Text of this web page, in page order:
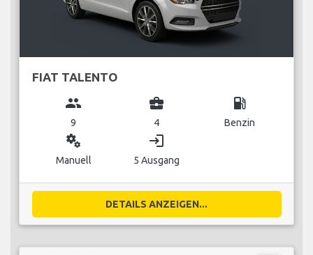
FIAT TALENTO
group
9
business_center
4
local_gas_station
Benzin
miscellaneous_services
Manuell
login
5 Ausgang
DETAILS ANZEIGEN...